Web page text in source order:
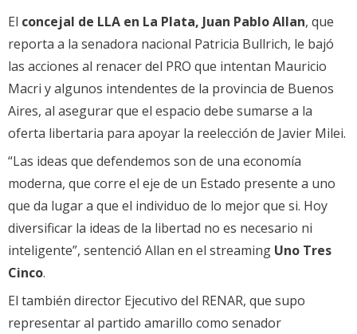
El concejal de LLA en La Plata, Juan Pablo Allan, que
reporta a la senadora nacional Patricia Bullrich, le bajó
las acciones al renacer del PRO que intentan Mauricio
Macri y algunos intendentes de la provincia de Buenos
Aires, al asegurar que el espacio debe sumarse a la
oferta libertaria para apoyar la reelección de Javier Milei.
“Las ideas que defendemos son de una economía
moderna, que corre el eje de un Estado presente a uno
que da lugar a que el individuo de lo mejor que si. Hoy
diversificar la ideas de la libertad no es necesario ni
inteligente”, sentenció Allan en el streaming Uno Tres
Cinco.
El también director Ejecutivo del RENAR, que supo
representar al partido amarillo como senador